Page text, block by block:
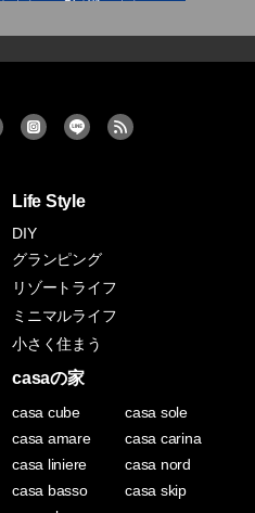
Life Style
DIY
グランピング
リゾートライフ
ミニマルライフ
小さく住まう
casaの家
casa cube
casa sole
casa amare
casa carina
casa liniere
casa nord
casa basso
casa skip